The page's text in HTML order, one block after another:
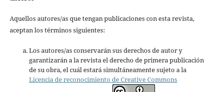
Aquellos autores/as que tengan publicaciones con esta revista,
aceptan los términos siguientes:
Los autores/as conservarán sus derechos de autor y
garantizarán a la revista el derecho de primera publicación
de su obra, el cuál estará simultáneamente sujeto a la
Licencia de reconocimiento de Creative Commons